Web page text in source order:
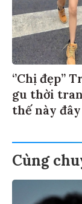
‘’Chị
gu thời
thế này đây
Cùng